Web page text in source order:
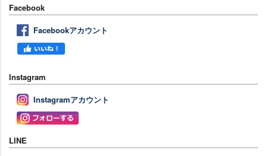
Facebook
Facebookアカウント
Instagram
Instagramアカウント
LINE